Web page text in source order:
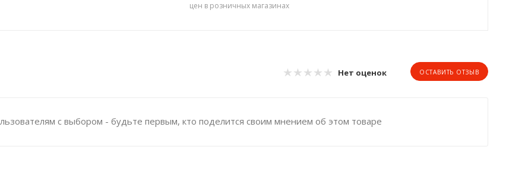
цен в розничных магазинах
Нет оценок ОСТАВИТЬ ОТЗЫВ
с выбором - будьте первым, кто поделится своим мнением об этом товаре